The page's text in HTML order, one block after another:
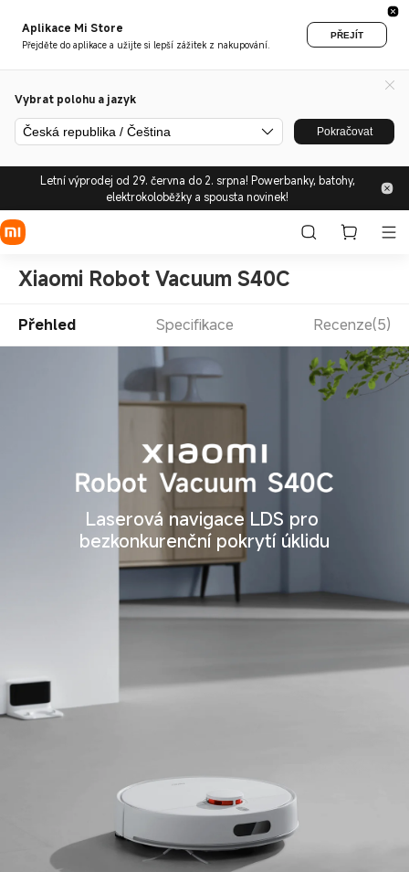
Aplikace Mi Store
Přejděte do aplikace a užijte si lepší zážitek z nakupování.
PŘEJÍT
Vybrat polohu a jazyk
Česká republika / Čeština Pokračovat
Letní výprodej od 29. června do 2. srpna! Powerbanky, batohy,
elektrokoloběžky a spousta novinek!
Xiaomi Robot Vacuum S40C
Přehled Specifikace Recenze(5)
Laserová navigace LDS pro
bezkonkurenční pokrytí úklidu